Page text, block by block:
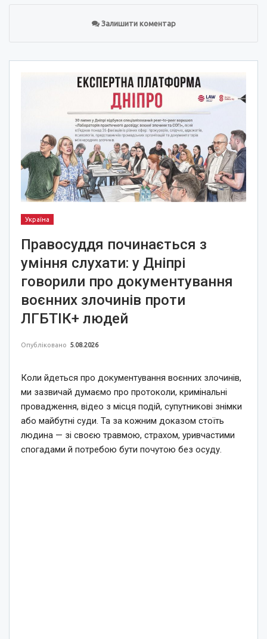
Залишити коментар
Україна
Правосуддя починається з
уміння слухати: у Дніпрі
говорили про документування
воєнних злочинів проти
ЛГБТІК+ людей
Опубліковано 5.08.2026
Коли йдеться про документування воєнних злочинів,
ми зазвичай думаємо про протоколи, кримінальні
провадження, відео з місця подій, супутникові знімки
або майбутні суди. Та за кожним доказом стоїть
людина — зі своєю травмою, страхом, уривчастими
спогадами й потребою бути почутою без осуду.